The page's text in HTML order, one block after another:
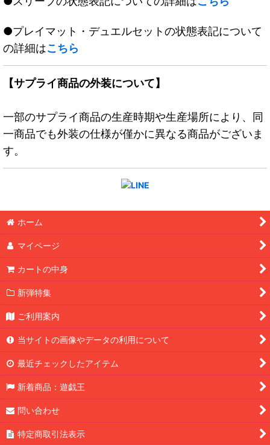
●プレイマット・デュエルセットの状態表記について
の詳細はこちら
【サプライ商品の外装について】
一部のサプライ商品の生産時期や生産場所により、同
一商品でも外装の仕様が僅かに異なる商品がございま
す。
ホーム
マイページ
カートの中身
新弾特集
ご利用案内
当サイトの画像やデータの利用について
最近チェックしたアイテム
新着商品：遊戯王
問い合わせ
特定商取引法表示